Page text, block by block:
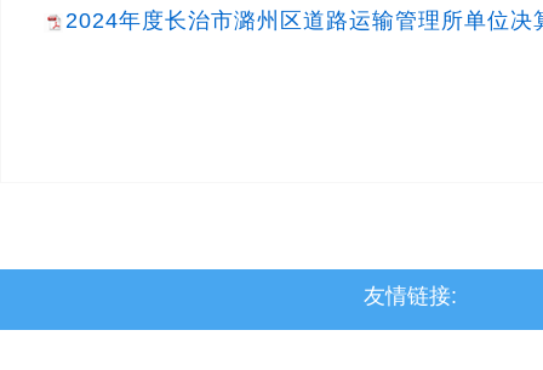
2024年度长治市潞州区道路运输管理所单位决
友情链接: